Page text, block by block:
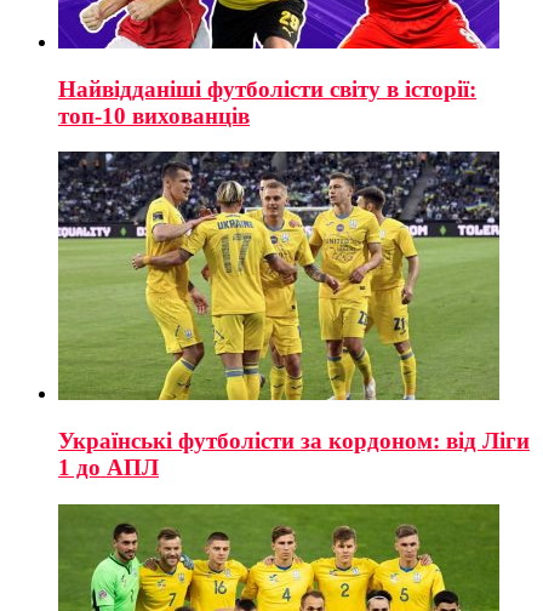
Найвідданіші футболісти світу в історії:
топ-10 вихованців
Українські футболісти за кордоном: від Ліги
1 до АПЛ